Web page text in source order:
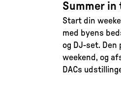
Summer in
Start din
med byens
og DJ-set.
weekend, og
DACs